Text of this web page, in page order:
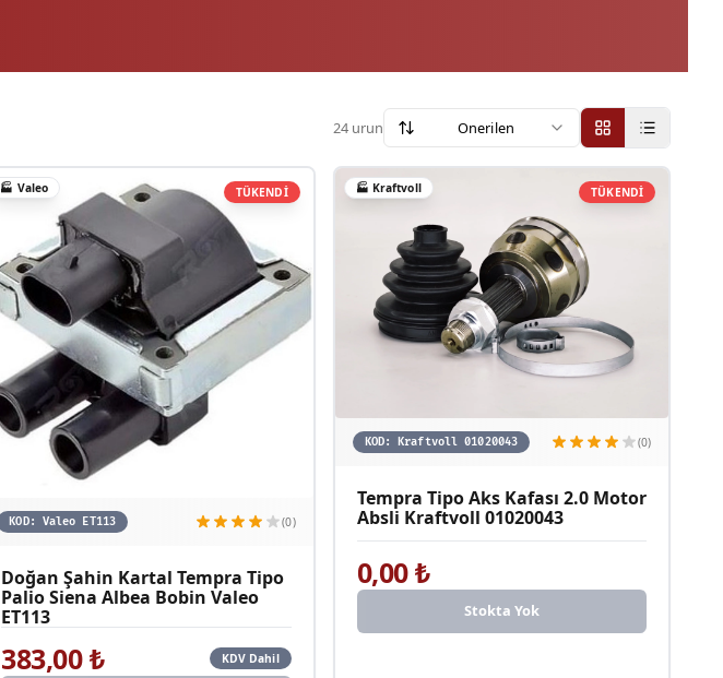
24urun Onerilen
TÜKENDİ
🏭 Valeo
KOD: Valeo ET113 (0)
Doğan Şahin Kartal Tempra Tipo
Palio Siena Albea Bobin Valeo
ET113
383,00₺ KDV Dahil
TÜKENDİ
🏭 Kraftvoll
KOD: Kraftvoll 01020043 (0)
Tempra Tipo Aks Kafası 2.0 Motor
Absli Kraftvoll 01020043
0,00₺
Stokta Yok